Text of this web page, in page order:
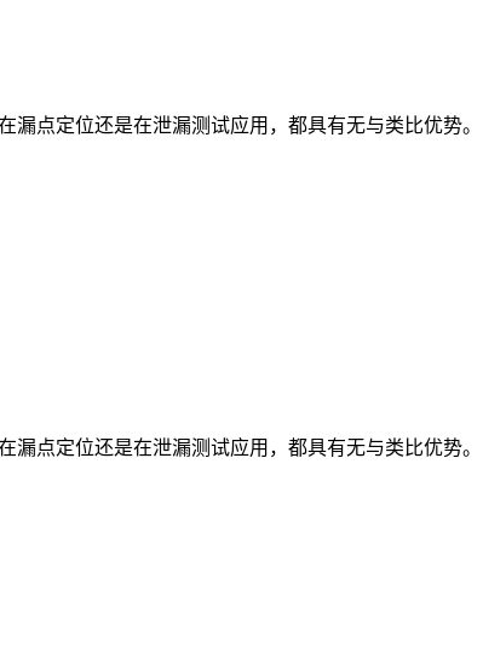
点定位还是在泄漏测试应用，都具有无与类比优势。
点定位还是在泄漏测试应用，都具有无与类比优势。